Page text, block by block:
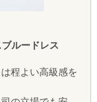
ルードレス
程よい高級感を